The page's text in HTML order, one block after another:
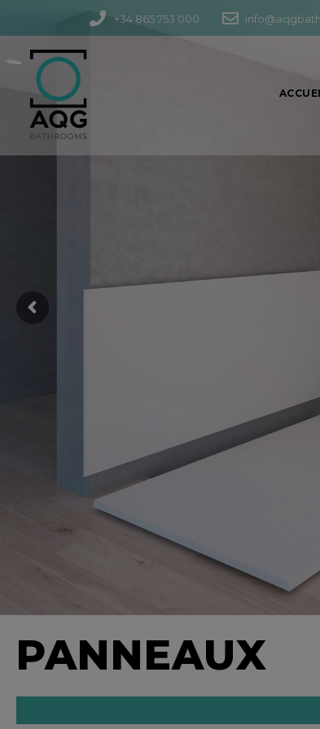
+34 865 753 000
PANNEAUX